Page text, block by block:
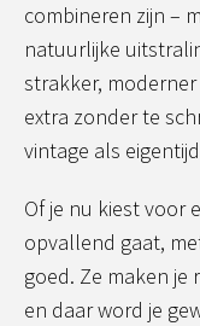
combineren zijn –
natuurlijke
strakker,
extra zonder te
vintage als
Of je nu kiest voor
opvallend gaat,
goed. Ze maken je
en daar word je